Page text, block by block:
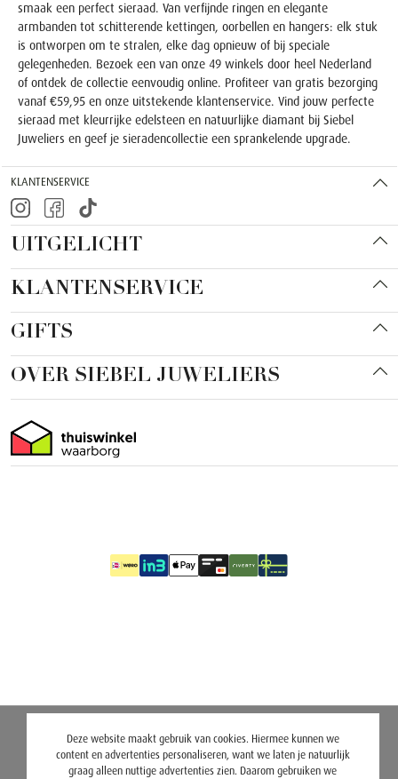
smaak een perfect sieraad. Van verfijnde ringen en elegante
armbanden tot schitterende kettingen, oorbellen en hangers: elk stuk
is ontworpen om te stralen, elke dag opnieuw of bij speciale
gelegenheden. Bezoek een van onze 49 winkels door heel Nederland
of ontdek de collectie eenvoudig online. Profiteer van gratis bezorging
vanaf €59,95 en onze uitstekende klantenservice. Vind jouw perfecte
sieraad met kleurrijke edelsteen en natuurlijke diamant bij Siebel
Juweliers en geef je sieradencollectie een sprankelende upgrade.
KLANTENSERVICE
UITGELICHT
KLANTENSERVICE
GIFTS
OVER SIEBEL JUWELIERS
Deze website maakt gebruik van cookies. Hiermee kunnen we
content en advertenties personaliseren, want we laten je natuurlijk
graag alleen nuttige advertenties zien. Daarom gebruiken we